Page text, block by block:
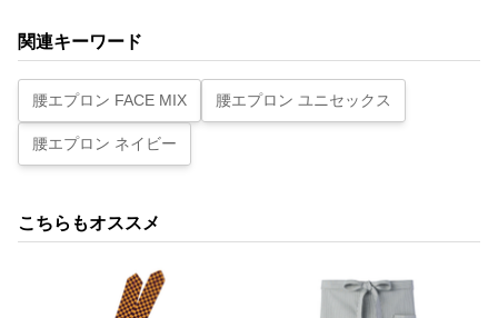
関連キーワード
腰エプロン FACE MIX 腰エプロン ユニセックス
腰エプロン ネイビー
こちらもオススメ